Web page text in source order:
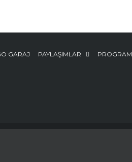
GARAJ PAYLAŞIMLAR PROGRAM